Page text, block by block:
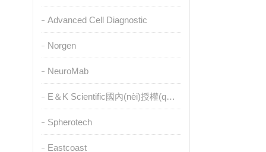
Advanced Cell Diagnostic
Norgen
NeuroMab
E＆K Scientific國內(nèi)授權(quán)代理
Spherotech
Eastcoast